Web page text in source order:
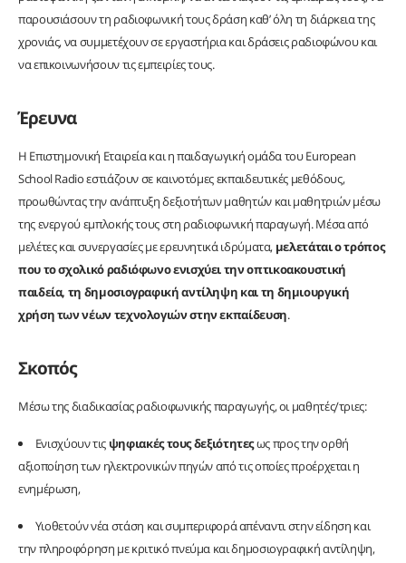
παρουσιάσουν τη ραδιοφωνική τους δράση καθ’ όλη τη διάρκεια της
χρονιάς, να συμμετέχουν σε εργαστήρια και δράσεις ραδιοφώνου και
να επικοινωνήσουν τις εμπειρίες τους.
Έρευνα
Η Επιστημονική Εταιρεία και η παιδαγωγική ομάδα του European
School Radio εστιάζουν σε καινοτόμες εκπαιδευτικές μεθόδους,
προωθώντας την ανάπτυξη δεξιοτήτων μαθητών και μαθητριών μέσω
της ενεργού εμπλοκής τους στη ραδιοφωνική παραγωγή. Μέσα από
μελέτες και συνεργασίες με ερευνητικά ιδρύματα, μελετάται ο τρόπος
που το σχολικό ραδιόφωνο ενισχύει την οπτικοακουστική
παιδεία, τη δημοσιογραφική αντίληψη και τη δημιουργική
χρήση των νέων τεχνολογιών στην εκπαίδευση.
Σκοπός
Μέσω της διαδικασίας ραδιοφωνικής παραγωγής, οι μαθητές/τριες:
Ενισχύουν τις ψηφιακές τους δεξιότητεςως προς την ορθή
αξιοποίηση των ηλεκτρονικών πηγών από τις οποίες προέρχεται η
ενημέρωση,
Υιοθετούν νέα στάση και συμπεριφορά απέναντι στην είδηση και
την πληροφόρηση με κριτικό πνεύμα και δημοσιογραφική αντίληψη,